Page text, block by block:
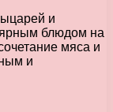
и
блюдом на
мяса и
и